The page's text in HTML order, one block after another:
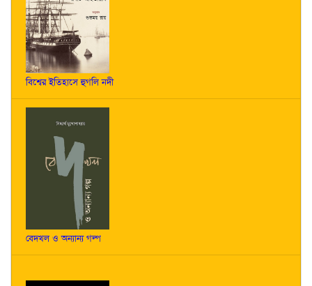
বিশ্বের ইতিহাসে হুগলি নদী
বেদখল ও অন্যান্য গল্প